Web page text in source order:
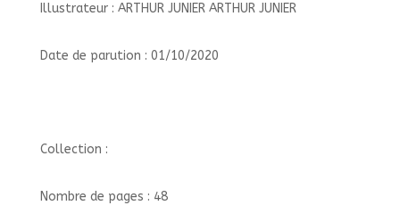
Illustrateur : ARTHUR JUNIER ARTHUR JUNIER
Date de parution : 01/10/2020
Collection :
Nombre de pages : 48